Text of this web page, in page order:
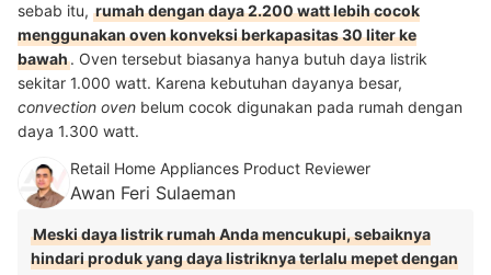
sebab itu, rumah dengan daya 2.200 watt lebih cocok
menggunakan oven konveksi berkapasitas 30 liter ke
bawah. Oven tersebut biasanya hanya butuh daya listrik
sekitar 1.000 watt. Karena kebutuhan dayanya besar,
convection oven belum cocok digunakan pada rumah dengan
daya 1.300 watt.
Retail Home Appliances Product Reviewer
Awan Feri Sulaeman
Meski daya listrik rumah Anda mencukupi, sebaiknya
hindari produk yang daya listriknya terlalu mepet dengan